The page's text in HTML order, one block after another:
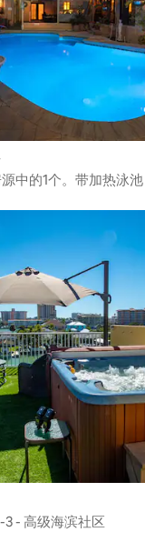
中的1个。带加热泳池
- 高级海滨社区